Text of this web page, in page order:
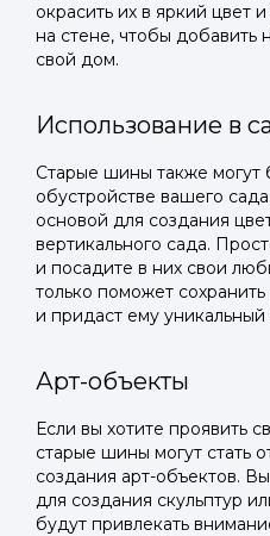
окрасить их в яркий цвет
на стене, чтобы добавить
свой дом.
Использование в
Старые шины также могут
обустройстве вашего
основой для создания
вертикального сада.
и посадите в них свои
только поможет
и придаст ему уникальный
Арт-объекты
Если вы хотите проявить
старые шины могут стать
создания арт-объектов.
для создания скульптур
будут привлекать